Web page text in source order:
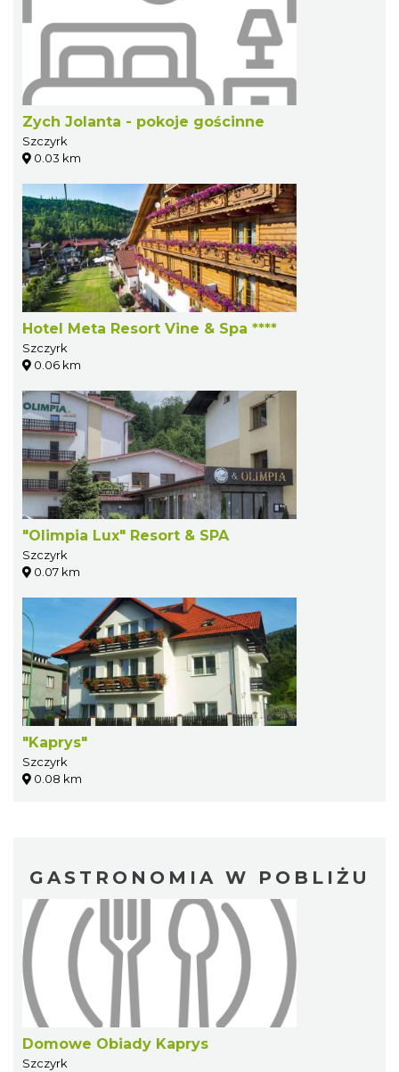
Zych Jolanta - pokoje gościnne
Szczyrk
0.03 km
Hotel Meta Resort Vine & Spa ****
Szczyrk
0.06 km
"Olimpia Lux" Resort & SPA
Szczyrk
0.07 km
"Kaprys"
Szczyrk
0.08 km
GASTRONOMIA W POBLIŻU
Domowe Obiady Kaprys
Szczyrk